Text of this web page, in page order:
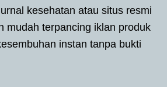
kesehatan atau situs resmi
mudah terpancing iklan produk
instan tanpa bukti